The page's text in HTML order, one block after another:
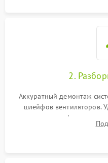
2.
Аккуратный демонтаж
шлейфов вентиляторов.
кристалла графического
памяти и зоны VRM.